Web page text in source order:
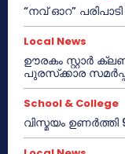
“നവ് ഓറ” പരിപാടി
Local News
ഊരകം സ്റ്റാർ
പുരസ്‌ക്കാര
School & College
വിസ്മയം